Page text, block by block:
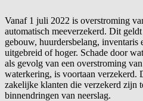
Vanaf 1 juli 2022 is overstroming
automatisch meeverzekerd. Dit
gebouw, huurdersbelang, inventaris
uitgebreid of hoger. Schade door
als gevolg van een overstroming
waterkering, is voortaan verzekerd.
zakelijke klanten die verzekerd zijn
binnendringen van neerslag.